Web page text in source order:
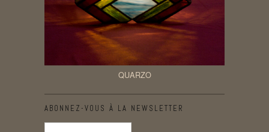
QUARZO
ABONNEZ-VOUS À LA NEWSLETTER